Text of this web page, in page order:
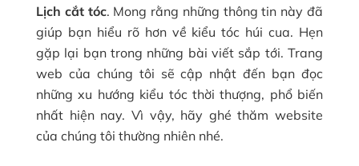
Lịch cắt tóc. Mong rằng những thông tin này đã
giúp bạn hiểu rõ hơn về kiểu tóc húi cua. Hẹn
gặp lại bạn trong những bài viết sắp tới. Trang
web của chúng tôi sẽ cập nhật đến bạn đọc
những xu hướng kiểu tóc thời thượng, phổ biến
nhất hiện nay. Vì vậy, hãy ghé thăm website
của chúng tôi thường nhiên nhé.